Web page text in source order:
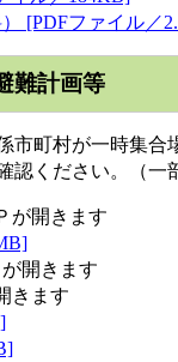
[PDFファイル／
難計画等
町村が一時集合
ください。（一
開きます
開きます
ます